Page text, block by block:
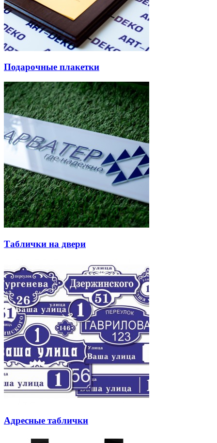
Подарочные плакетки
Таблички на двери
Адресные таблички